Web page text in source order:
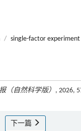
/ single-factor experiment
（自然科学版） , 2026,
下一篇